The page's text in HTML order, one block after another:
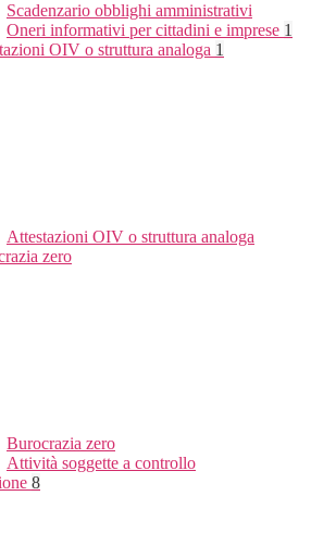
Scadenzario obblighi amministrativi
Oneri informativi per cittadini e imprese 1
OIV o struttura analoga 1
Attestazioni OIV o struttura analoga
zero
Burocrazia zero
Attività soggette a controllo
8